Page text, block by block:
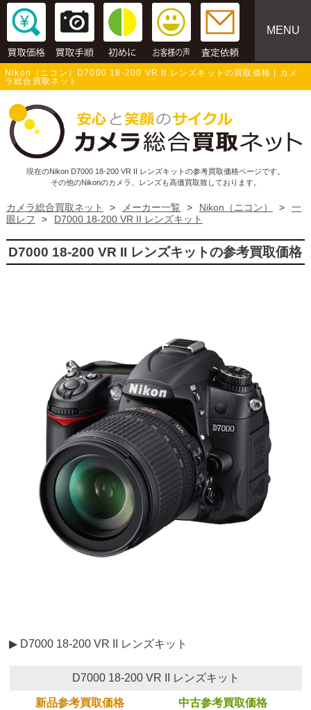
MENU
Nikon（ニコン）D7000 18-200 VR II レンズキットの買取価格 | カメ
ラ総合買取ネット
現在のNikon D7000 18-200 VR II レンズキットの参考買取価格ページです。
その他のNikonのカメラ、レンズも高価買取致しております。
カメラ総合買取ネット > メーカー一覧 > Nikon（ニコン） >
一
眼レフ
> D7000 18-200 VR II レンズキット
D7000 18-200 VR II レンズキットの参考買取価格
▶ D7000 18-200 VR II レンズキット
D7000 18-200 VR II レンズキット
新品参考買取価格 中古参考買取価格